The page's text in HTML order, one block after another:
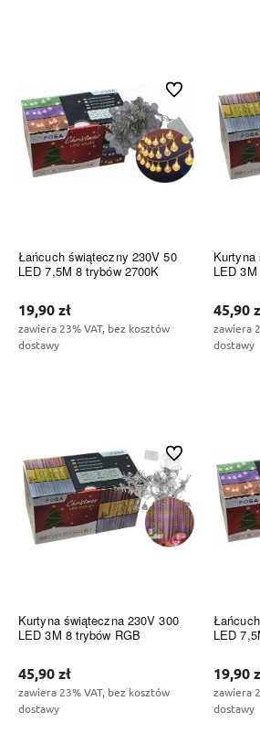
Łańcuch świąteczny 230V 50
LED 7,5M 8 trybów 2700K
19,90 zł
zawiera 23% VAT, bez kosztów
dostawy
Do ulubionych
Kurtyna
LED
45,90
zawiera
dostawy
Kurtyna świąteczna 230V 300
LED 3M 8 trybów RGB
45,90 zł
zawiera 23% VAT, bez kosztów
dostawy
Do ulubionych
LED
19,90
zawiera
dostawy